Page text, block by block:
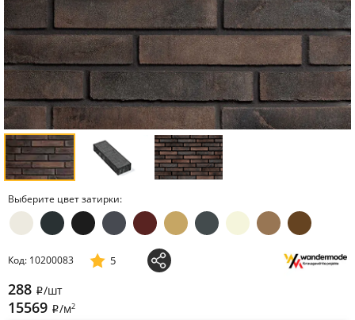
Выберите цвет затирки:
Код: 10200083 5
288 i/шт
15569 i/м2